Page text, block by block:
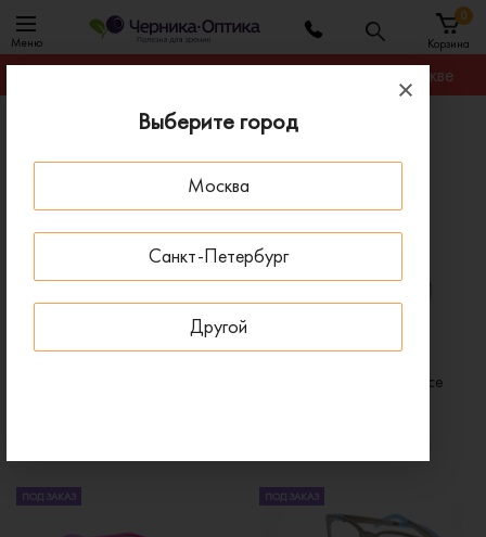
Выберите город
Москва
Санкт-Петербург
Другой
Меню Корзина
0
Гарантируем лучшую цену на любую оправу в Москве
Бренды Очки Fisher-Price
Очки для зрения Fisher-Price
ПОД ЗАКАЗ ПОД ЗАКАЗ